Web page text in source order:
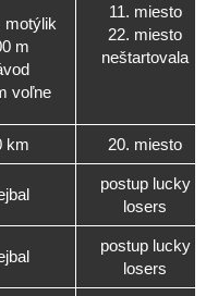
motýlik
m
voľne
11. miesto
22. miesto
neštartovala
km 20. miesto
postup lucky
losers
postup lucky
losers